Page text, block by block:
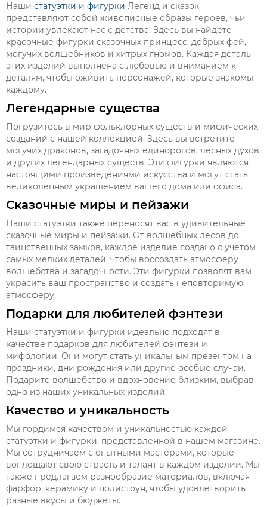
Наши статуэтки и фигурки Легенд и сказок
представляют собой живописные образы героев, чьи
истории увлекают нас с детства. Здесь вы найдете
красочные фигурки сказочных принцесс, добрых фей,
могучих волшебников и хитрых гномов. Каждая деталь
этих изделий выполнена с любовью и вниманием к
деталям, чтобы оживить персонажей, которые знакомы
каждому.
Легендарные существа
Погрузитесь в мир фольклорных существ и мифических
созданий с нашей коллекцией. Здесь вы встретите
могучих драконов, загадочных единорогов, лесных духов
и других легендарных существ. Эти фигурки являются
настоящими произведениями искусства и могут стать
великолепным украшением вашего дома или офиса.
Сказочные миры и пейзажи
Наши статуэтки также переносят вас в удивительные
сказочные миры и пейзажи. От волшебных лесов до
таинственных замков, каждое изделие создано с учетом
самых мелких деталей, чтобы воссоздать атмосферу
волшебства и загадочности. Эти фигурки позволят вам
украсить ваш пространство и создать неповторимую
атмосферу.
Подарки для любителей фэнтези
Наши статуэтки и фигурки идеально подходят в
качестве подарков для любителей фэнтези и
мифологии. Они могут стать уникальным презентом на
праздники, дни рождения или другие особые случаи.
Подарите волшебство и вдохновение близким, выбрав
одно из наших уникальных изделий.
Качество и уникальность
Мы гордимся качеством и уникальностью каждой
статуэтки и фигурки, представленной в нашем магазине.
Мы сотрудничаем с опытными мастерами, которые
воплощают свою страсть и талант в каждом изделии. Мы
также предлагаем разнообразие материалов, включая
фарфор, керамику и полистоун, чтобы удовлетворить
разные вкусы и бюджеты.